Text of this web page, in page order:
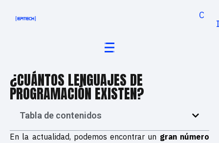
¿CUÁNTOS LENGUAJES DE
PROGRAMACIÓN EXISTEN?
Tabla de contenidos
En la actualidad, podemos encontrar un gran número